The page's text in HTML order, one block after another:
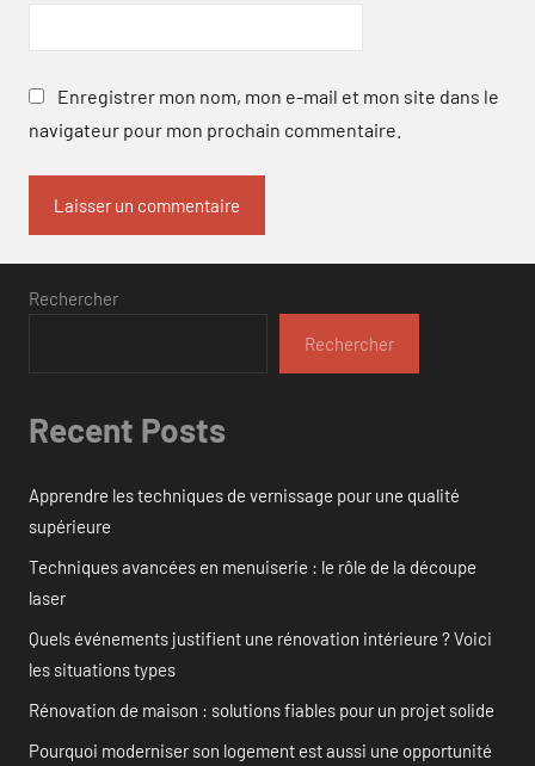
Enregistrer mon nom, mon e-mail et mon site dans le
navigateur pour mon prochain commentaire.
Rechercher
Rechercher
Recent Posts
Apprendre les techniques de vernissage pour une qualité
supérieure
Techniques avancées en menuiserie : le rôle de la découpe
laser
Quels événements justifient une rénovation intérieure ? Voici
les situations types
Rénovation de maison : solutions fiables pour un projet solide
Pourquoi moderniser son logement est aussi une opportunité